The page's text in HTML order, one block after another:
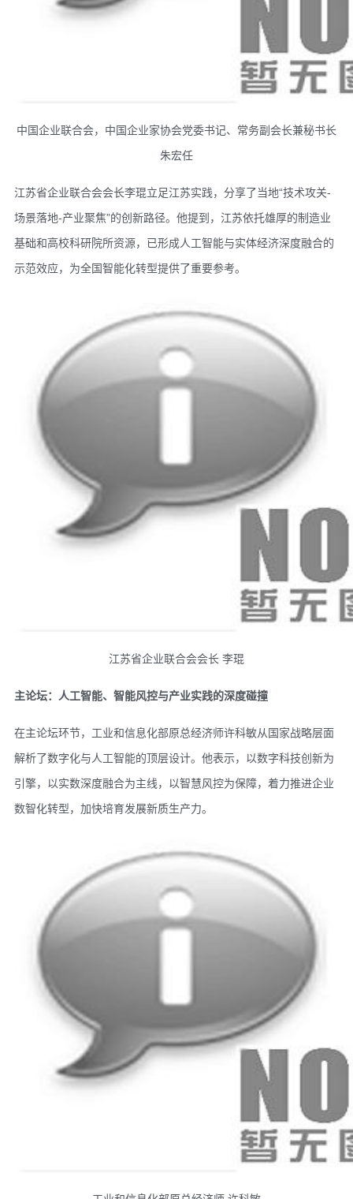
中国企业联合会，中国企业家协会党委书记、常务副会长兼秘书长
朱宏任
江苏省企业联合会会长李琨立足江苏实践，分享了当地“技术攻关-
场景落地-产业聚焦”的创新路径。他提到，江苏依托雄厚的制造业
基础和高校科研院所资源，已形成人工智能与实体经济深度融合的
示范效应，为全国智能化转型提供了重要参考。
江苏省企业联合会会长 李琨
主论坛：人工智能、智能风控与产业实践的深度碰撞
在主论坛环节，工业和信息化部原总经济师许科敏从国家战略层面
解析了数字化与人工智能的顶层设计。他表示，以数字科技创新为
引擎，以实数深度融合为主线，以智慧风控为保障，着力推进企业
数智化转型，加快培育发展新质生产力。